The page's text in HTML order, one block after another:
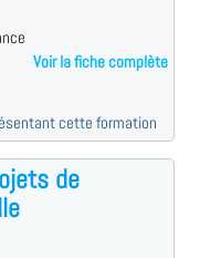
Voir la fiche complète
cette formation
de